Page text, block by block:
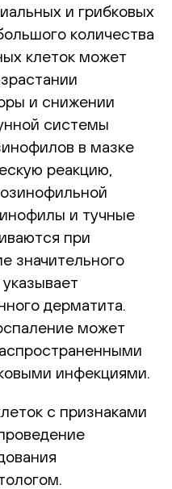
и грибковых
количества
клеток может
и снижении
системы
в мазке
реакцию,
и тучные
при
значительного
дерматита.
может
инфекциями.
с признаками